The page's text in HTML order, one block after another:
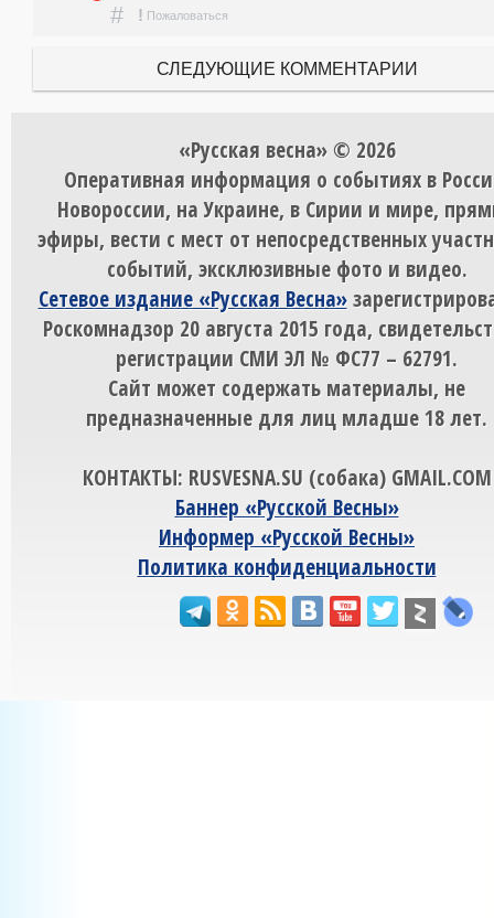
# ! Пожаловаться
СЛЕДУЮЩИЕ КОММЕНТАРИИ
«Русская весна» © 2026
Оперативная информация о событиях в
Новороссии, на Украине, в Сирии и мире,
эфиры, вести с мест от непосредственных
событий, эксклюзивные фото и видео.
Сетевое издание «Русская Весна»
Роскомнадзор 20 августа 2015 года,
регистрации СМИ ЭЛ № ФС77 – 62791.
Сайт может содержать материалы, не
предназначенные для лиц младше 18 лет.
КОНТАКТЫ: RUSVESNA.SU (собака) GMAIL.COM
Баннер «Русской Весны»
Информер «Русской Весны»
Политика конфиденциальности